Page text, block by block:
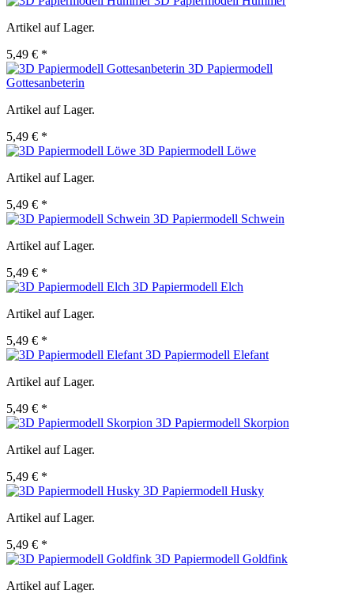
Artikel auf Lager.
5,49 € *
3D Papiermodell
Gottesanbeterin
Artikel auf Lager.
5,49 € *
3D Papiermodell Löwe
Artikel auf Lager.
5,49 € *
3D Papiermodell Schwein
Artikel auf Lager.
5,49 € *
3D Papiermodell Elch
Artikel auf Lager.
5,49 € *
3D Papiermodell Elefant
Artikel auf Lager.
5,49 € *
3D Papiermodell Skorpion
Artikel auf Lager.
5,49 € *
3D Papiermodell Husky
Artikel auf Lager.
5,49 € *
3D Papiermodell Goldfink
Artikel auf Lager.